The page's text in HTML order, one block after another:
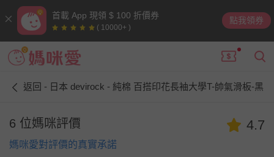
首載 App 現領 $ 100 折價券
( 10000+ )
點我領券
返回 - 日本 devirock - 純棉 百搭印花長袖大學T-帥氣滑板-黑
6 位媽咪評價
媽咪愛對評價的真實承諾
4.7